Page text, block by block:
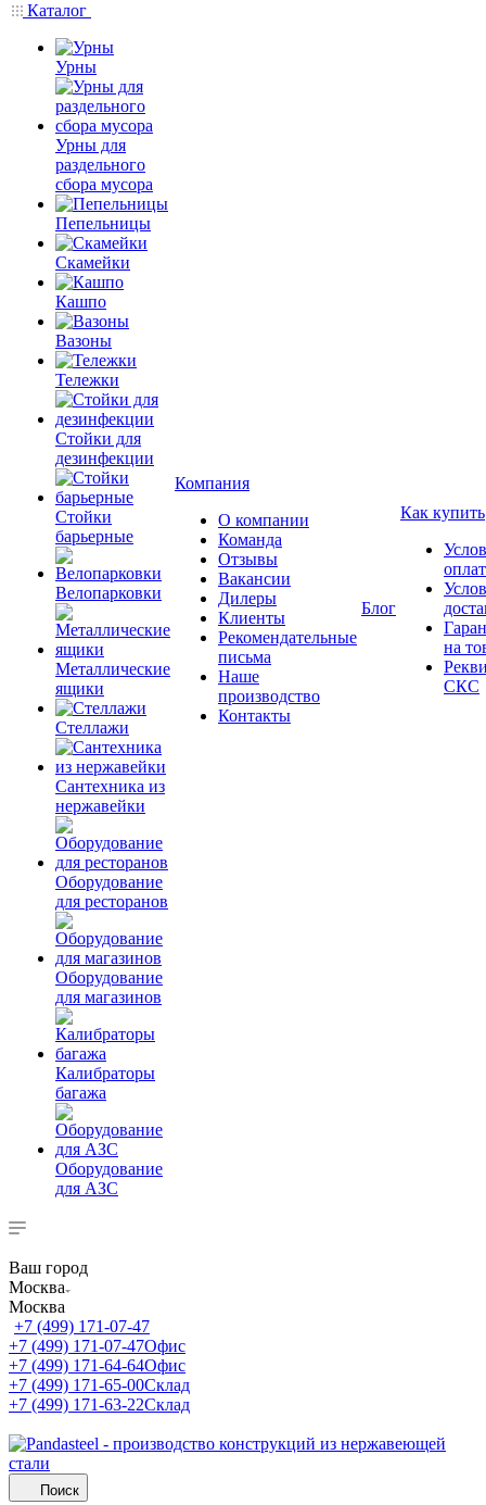
Каталог
Урны
Урны для
раздельного
сбора мусора
Пепельницы
Скамейки
Кашпо
Вазоны
Тележки
Стойки для
дезинфекции
Стойки
барьерные
Велопарковки
Металлические
ящики
Стеллажи
Сантехника из
нержавейки
Оборудование
для ресторанов
Оборудование
для магазинов
Калибраторы
багажа
Оборудование
для АЗС
Компания
О компании
Команда
Отзывы
Вакансии
Дилеры
Клиенты
Рекомендательные
письма
Наше
производство
Контакты
Блог
Как купить
на
СКС
Ваш город
Москва
Москва
+7 (499) 171-07-47
+7 (499) 171-07-47Офис
+7 (499) 171-64-64Офис
+7 (499) 171-65-00Склад
+7 (499) 171-63-22Склад
Поиск